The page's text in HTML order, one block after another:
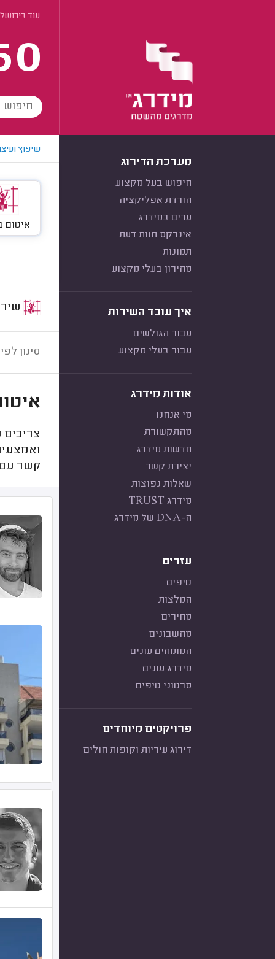
עוד
מערכת הדירוג
חיפוש בעל מקצוע
הורדת אפליקציה
ערים במידרג
אינדקס חוות דעת
תמונות
מחירון בעלי מקצוע
איך עובד השירות
עבור הגולשים
עבור בעלי מקצוע
אודות מידרג
מי אנחנו
מהתקשורת
חדשות מידרג
יצירת קשר
שאלות נפוצות
מידרג TRUST
ה-DNA של מידרג
עזרים
טיפים
המלצות
מחירים
מחשבונים
המומחים עונים
מידרג עונים
סרטוני טיפים
פרויקטים מיוחדים
דירוג עיריות וקופות חולים
שיפוץ
איטום
סינון
קשר עם